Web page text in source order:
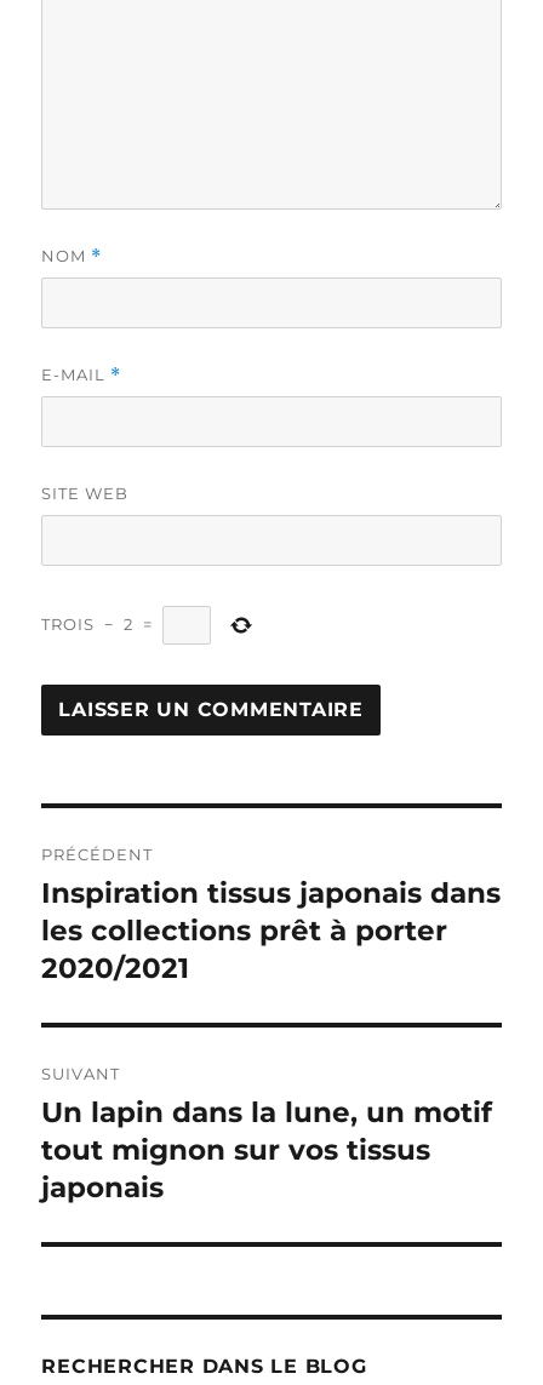
NOM *
E-MAIL *
SITE WEB
TROIS − 2 =
de
l’article
PRÉCÉDENT
Publication
précédente :
Inspiration tissus japonais dans
les collections prêt à porter
2020/2021
SUIVANT
Publication
suivante :
Un lapin dans la lune, un motif
tout mignon sur vos tissus
japonais
RECHERCHER DANS LE BLOG